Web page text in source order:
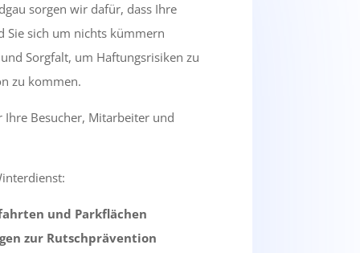
sorgen wir dafür, dass Ihre
Sie sich um nichts kümmern
Sorgfalt, um Haftungsrisiken zu
zu kommen.
Besucher, Mitarbeiter und
und Parkflächen
zur Rutschprävention